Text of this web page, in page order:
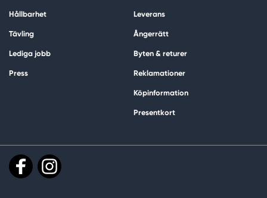
Hållbarhet
Tävling
Lediga jobb
Press
Leverans
Ångerrätt
Byten & returer
Reklamationer
Köpinformation
Presentkort